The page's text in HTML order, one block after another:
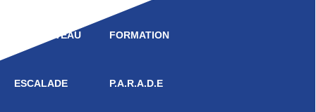
HAUT NIVEAU
ESCALADE
FORMATION
P.A.R.A.D.E